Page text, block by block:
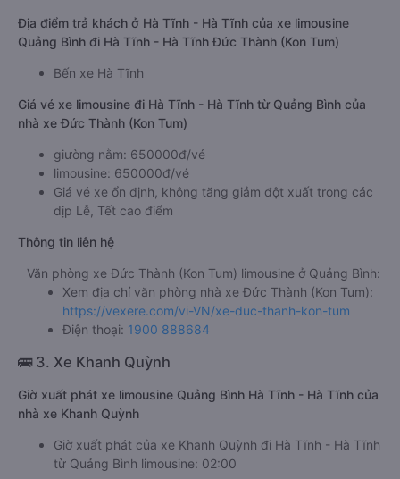
Địa điểm trả khách ở Hà Tĩnh - Hà Tĩnh của xe limousine
Quảng Bình đi Hà Tĩnh - Hà Tĩnh Đức Thành (Kon Tum)
Bến xe Hà Tĩnh
Giá vé xe limousine đi Hà Tĩnh - Hà Tĩnh từ Quảng Bình của
nhà xe Đức Thành (Kon Tum)
giường nằm: 650000đ/vé
limousine: 650000đ/vé
Giá vé xe ổn định, không tăng giảm đột xuất trong các
dịp Lễ, Tết cao điểm
Thông tin liên hệ
Văn phòng xe Đức Thành (Kon Tum) limousine ở Quảng Bình:
Xem địa chỉ văn phòng nhà xe Đức Thành (Kon Tum):
https://vexere.com/vi-VN/xe-duc-thanh-kon-tum
Điện thoại: 1900 888684
🚌 3. Xe Khanh Quỳnh
Giờ xuất phát xe limousine Quảng Bình Hà Tĩnh - Hà Tĩnh của
nhà xe Khanh Quỳnh
Giờ xuất phát của xe Khanh Quỳnh đi Hà Tĩnh - Hà Tĩnh
từ Quảng Bình limousine: 02:00